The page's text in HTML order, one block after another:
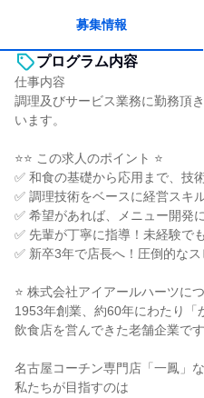
募集情報
プログラム内容
仕事内容
調理及びサービス業務に勤務頂
います。
⭐⭐ この求人のポイント ⭐
✅ 和食の基礎から応用まで、技
✅ 調理技術をベースに経営スキ
✅ 希望があれば、メニュー開発
✅ 先輩が丁寧に指導！未経験で
✅ 新卒3年で店長へ！圧倒的な
⭐ 株式会社アイアールハーツに
1953年創業、約60年にわたり「
飲食店を営んできた老舗企業です
名古屋コーチン専門店「一鳳」
私たちが目指すのは